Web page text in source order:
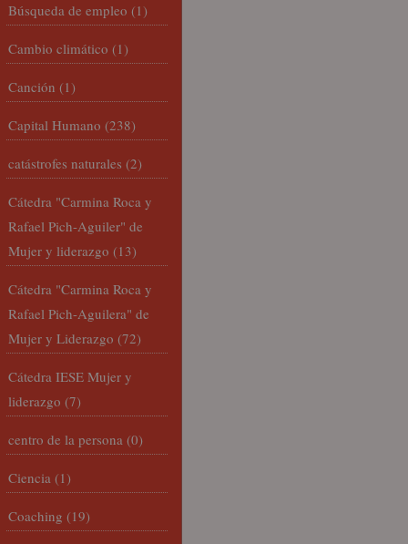
Búsqueda de empleo (1)
Cambio climático (1)
Canción (1)
Capital Humano (238)
catástrofes naturales (2)
Cátedra "Carmina Roca y
Rafael Pich-Aguiler" de
Mujer y liderazgo (13)
Cátedra "Carmina Roca y
Rafael Pich-Aguilera" de
Mujer y Liderazgo (72)
Cátedra IESE Mujer y
liderazgo (7)
centro de la persona (0)
Ciencia (1)
Coaching (19)